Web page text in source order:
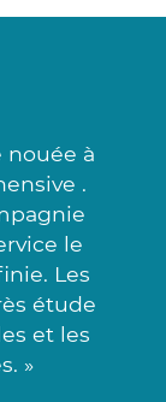
nouée à
.
le
Les
étude
et les
»